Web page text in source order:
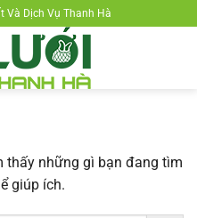
Và Dịch Vụ Thanh Hà
thấy những gì bạn đang tìm
giúp ích.